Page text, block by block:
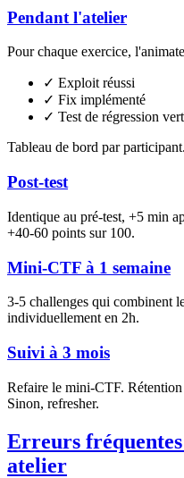
Pendant l'atelier
Pour chaque exercice,
✓ Exploit réussi
✓ Fix implémenté
✓ Test de régression vert
Tableau de bord par participant.
Post-test
Identique au pré-test, +5 min
+40-60 points sur 100.
Mini-CTF à 1 semaine
3-5 challenges qui combinent
individuellement en 2h.
Suivi à 3 mois
Refaire le mini-CTF.
Sinon, refresher.
Erreurs
atelier